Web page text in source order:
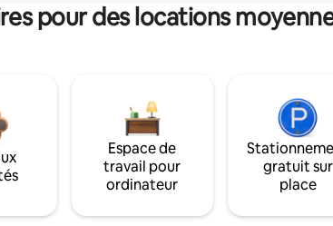
pour des locations
Espace de
travail pour
ordinateur
gratuit sur
place